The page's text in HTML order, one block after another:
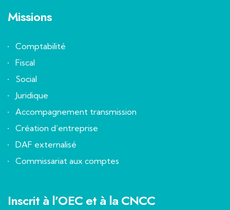
Missions
Comptabilité
Fiscal
Social
Juridique
Accompagnement transmission
Création d’entreprise
DAF externalisé
Commissariat aux comptes
Inscrit à l’OEC et à la CNCC